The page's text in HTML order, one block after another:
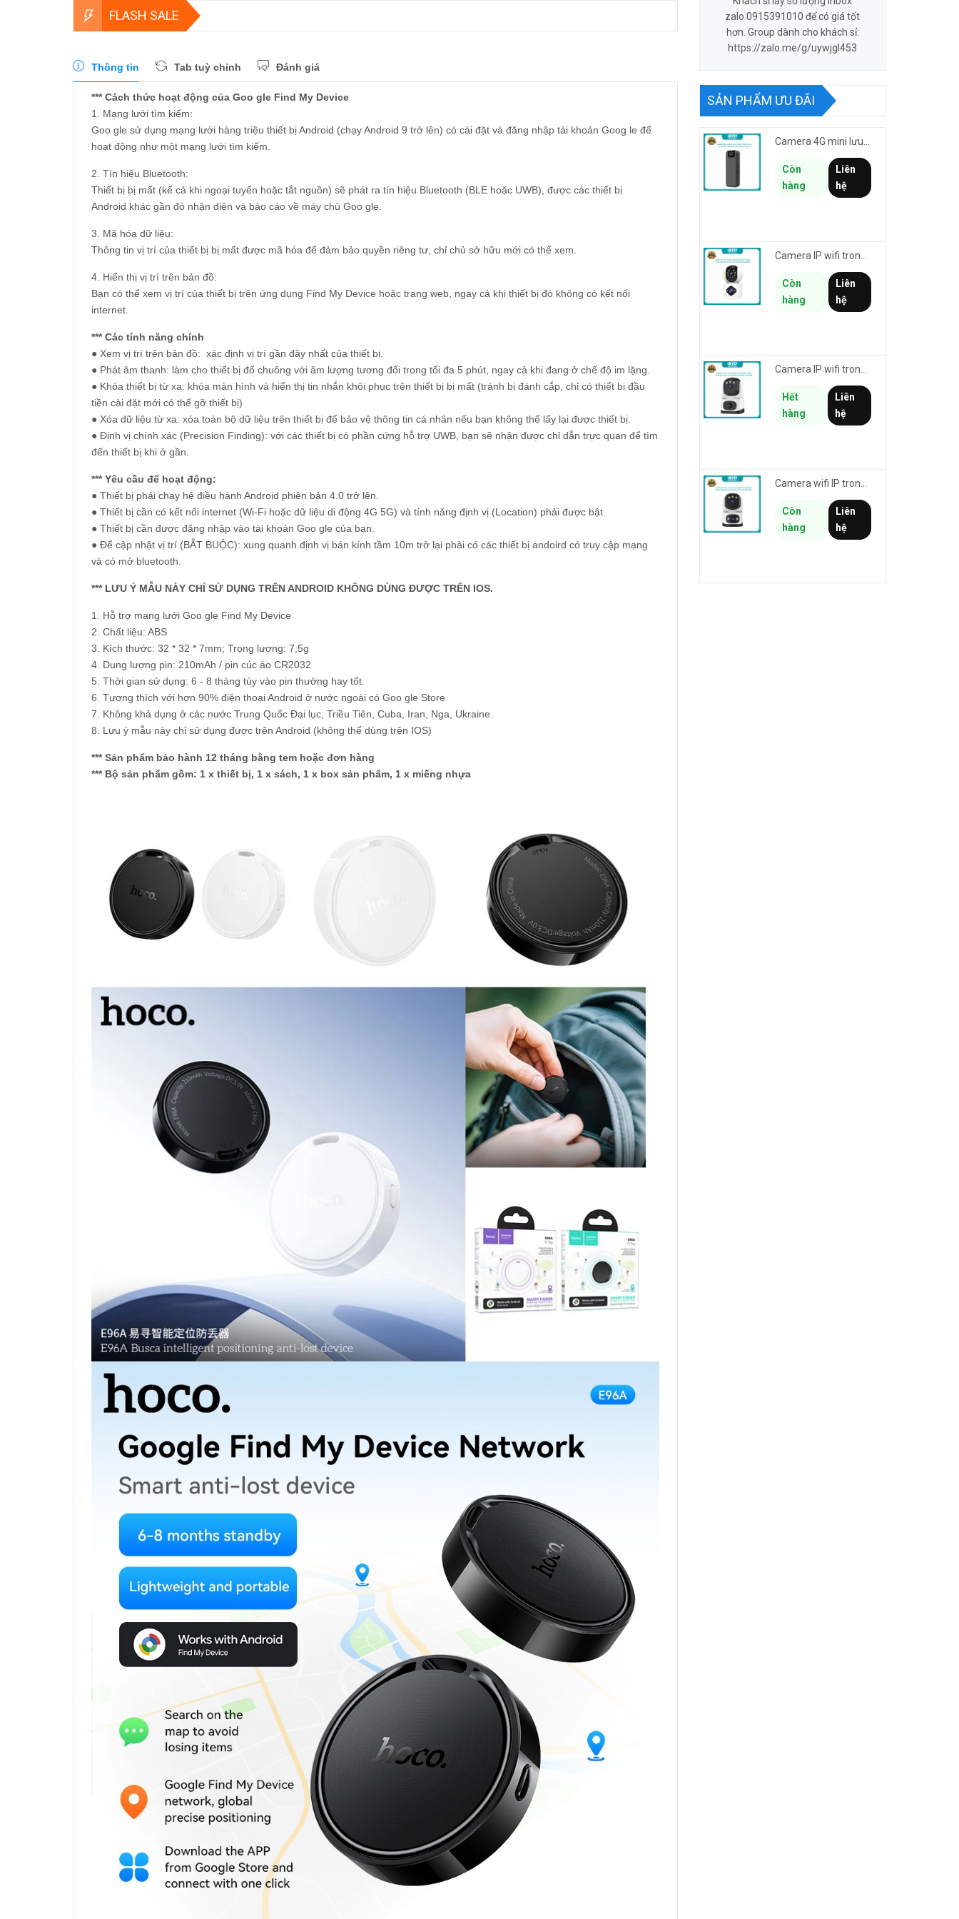
FLASH SALE
Thông tin Tab tuỳ chỉnh Đánh giá
*** Cách thức hoạt động của Goo gle Find My Device
1. Mạng lưới tìm kiếm:
Goo gle sử dụng mạng lưới hàng triệu thiết bị Android (chạy Android 9 trở lên) có cài đặt và đăng nhập tài khoản Goog le để
hoạt động như một mạng lưới tìm kiếm.
2. Tín hiệu Bluetooth:
Thiết bị bị mất (kể cả khi ngoại tuyến hoặc tắt nguồn) sẽ phát ra tín hiệu Bluetooth (BLE hoặc UWB), được các thiết bị
Android khác gần đó nhận diện và báo cáo về máy chủ Goo gle.
3. Mã hóa dữ liệu:
Thông tin vị trí của thiết bị bị mất được mã hóa để đảm bảo quyền riêng tư, chỉ chủ sở hữu mới có thể xem.
4. Hiển thị vị trí trên bản đồ:
Bạn có thể xem vị trí của thiết bị trên ứng dụng Find My Device hoặc trang web, ngay cả khi thiết bị đó không có kết nối
internet.
*** Các tính năng chính
● Xem vị trí trên bản đồ: xác định vị trí gần đây nhất của thiết bị.
● Phát âm thanh: làm cho thiết bị đổ chuông với âm lượng tương đối trong tối đa 5 phút, ngay cả khi đang ở chế độ im lặng.
● Khóa thiết bị từ xa: khóa màn hình và hiển thị tin nhắn khôi phục trên thiết bị bị mất (tránh bị đánh cắp, chỉ có thiết bị đầu
tiền cài đặt mới có thể gỡ thiết bị)
● Xóa dữ liệu từ xa: xóa toàn bộ dữ liệu trên thiết bị để bảo vệ thông tin cá nhân nếu bạn không thể lấy lại được thiết bị.
● Định vị chính xác (Precision Finding): với các thiết bị có phần cứng hỗ trợ UWB, bạn sẽ nhận được chỉ dẫn trực quan để tìm
đến thiết bị khi ở gần.
*** Yêu cầu để hoạt động:
● Thiết bị phải chạy hệ điều hành Android phiên bản 4.0 trở lên.
● Thiết bị cần có kết nối internet (Wi-Fi hoặc dữ liệu di động 4G 5G) và tính năng định vị (Location) phải được bật.
● Thiết bị cần được đăng nhập vào tài khoản Goo gle của bạn.
● Để cập nhật vị trí (BẮT BUỘC): xung quanh định vị bán kính tầm 10m trở lại phải có các thiết bị andoird có truy cập mạng
và có mở bluetooth.
*** LƯU Ý MẪU NÀY CHỈ SỬ DỤNG TRÊN ANDROID KHÔNG DÙNG ĐƯỢC TRÊN IOS.
1. Hỗ trợ mạng lưới Goo gle Find My Device
2. Chất liệu: ABS
3. Kích thước: 32 * 32 * 7mm; Trọng lượng: 7,5g
4. Dung lượng pin: 210mAh / pin cúc áo CR2032
5. Thời gian sử dụng: 6 - 8 tháng tùy vào pin thường hay tốt.
6. Tương thích với hơn 90% điện thoại Android ở nước ngoài có Goo gle Store
7. Không khả dụng ở các nước Trung Quốc Đại lục, Triều Tiên, Cuba, Iran, Nga, Ukraine.
8. Lưu ý mẫu này chỉ sử dụng được trên Android (không thể dùng trên IOS)
*** Sản phẩm bảo hành 12 tháng bằng tem hoặc đơn hàng
*** Bộ sản phẩm gồm: 1 x thiết bị, 1 x sách, 1 x box sản phẩm, 1 x miếng nhựa
zalo 0915391010 để có giá tốt
hơn. Group dành cho khách sỉ:
https://zalo.me/g/uywjgl453
SẢN PHẨM ƯU ĐÃI
Camera 4G mini lưu hành trình VSTARCAM CB77 phân giải 3MP FullHD 1080P - Action cam quay Vlog
Còn
hàng
Liên
hệ
Còn
hàng
Liên
hệ
Camera IP wifi trong nhà VSTARCAM CS995M phân giải 2MP HD led trợ sáng - cảnh báo khói, gas, cháy
Hết
hàng
Liên
hệ
Còn
hàng
Liên
hệ